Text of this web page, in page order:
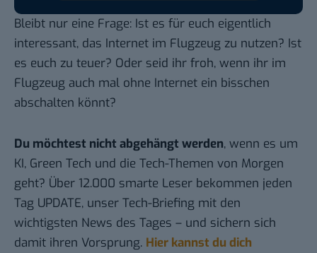
Bleibt nur eine Frage: Ist es für euch eigentlich
interessant, das Internet im Flugzeug zu nutzen? Ist
es euch zu teuer? Oder seid ihr froh, wenn ihr im
Flugzeug auch mal ohne Internet ein bisschen
abschalten könnt?
Du möchtest nicht abgehängt werden, wenn es um
KI, Green Tech und die Tech-Themen von Morgen
geht? Über 12.000 smarte Leser bekommen jeden
Tag UPDATE, unser Tech-Briefing mit den
wichtigsten News des Tages – und sichern sich
damit ihren Vorsprung. Hier kannst du dich